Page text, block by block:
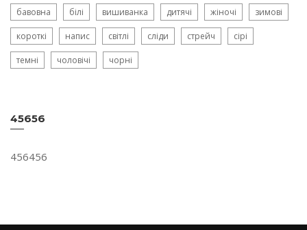
бавовна білі вишиванка дитячі жіночі зимові
короткі напис світлі сліди стрейч сірі
темні чоловічі чорні
45656
456456